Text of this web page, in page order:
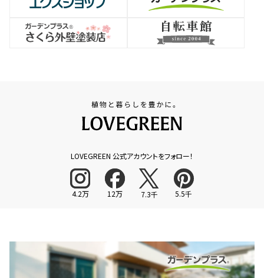
LOVEGREEN 公式アカウントをフォロー！
4.2万 12万 7.3千 5.5千